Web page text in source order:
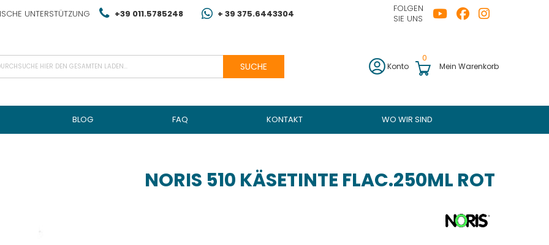
UNTERSTÜTZUNG +39 011.5785248 + 39 375.6443304
FOLGEN
SIE UNS
SUCHE Konto Mein Warenkorb
0
BLOG FAQ KONTAKT WO WIR SIND
NORIS 510 KÄSETINTE FLAC.250ML ROT